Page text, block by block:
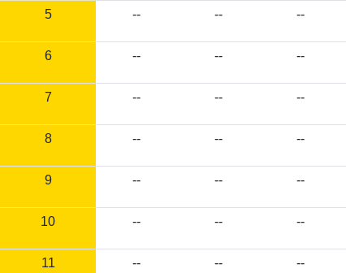
5 -- -- --
6 -- -- --
7 -- -- --
8 -- -- --
9 -- -- --
10 -- -- --
11 -- -- --